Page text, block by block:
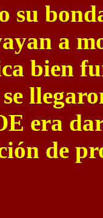
su
a
bien
era
de